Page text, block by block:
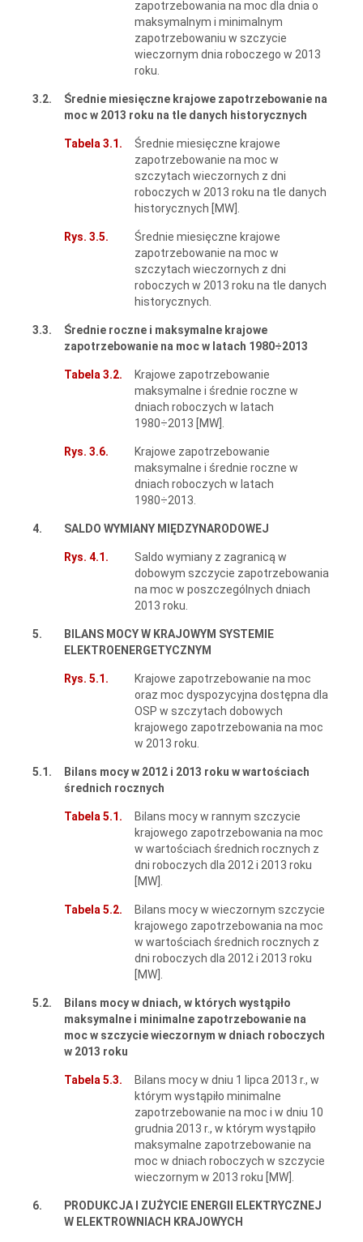
zapotrzebowania na moc dla dnia o
maksymalnym i minimalnym
zapotrzebowaniu w szczycie
wieczornym dnia roboczego w 2013
roku.
3.2.
Średnie miesięczne krajowe zapotrzebowanie na
moc w 2013 roku na tle danych historycznych
Tabela 3.1.
Średnie miesięczne krajowe
zapotrzebowanie na moc w
szczytach wieczornych z dni
roboczych w 2013 roku na tle danych
historycznych [MW].
Rys. 3.5.
Średnie miesięczne krajowe
zapotrzebowanie na moc w
szczytach wieczornych z dni
roboczych w 2013 roku na tle danych
historycznych.
3.3.
Średnie roczne i maksymalne krajowe
zapotrzebowanie na moc w latach 1980÷2013
Tabela 3.2.
Krajowe zapotrzebowanie
maksymalne i średnie roczne w
dniach roboczych w latach
1980÷2013 [MW].
Rys. 3.6.
Krajowe zapotrzebowanie
maksymalne i średnie roczne w
dniach roboczych w latach
1980÷2013.
4. SALDO WYMIANY MIĘDZYNARODOWEJ
Rys. 4.1.
Saldo wymiany z zagranicą w
dobowym szczycie zapotrzebowania
na moc w poszczególnych dniach
2013 roku.
5.
BILANS MOCY W KRAJOWYM SYSTEMIE
ELEKTROENERGETYCZNYM
Rys. 5.1.
Krajowe zapotrzebowanie na moc
oraz moc dyspozycyjna dostępna dla
OSP w szczytach dobowych
krajowego zapotrzebowania na moc
w 2013 roku.
5.1.
Bilans mocy w 2012 i 2013 roku w wartościach
średnich rocznych
Tabela 5.1.
Bilans mocy w rannym szczycie
krajowego zapotrzebowania na moc
w wartościach średnich rocznych z
dni roboczych dla 2012 i 2013 roku
[MW].
Tabela 5.2.
Bilans mocy w wieczornym szczycie
krajowego zapotrzebowania na moc
w wartościach średnich rocznych z
dni roboczych dla 2012 i 2013 roku
[MW].
5.2.
Bilans mocy w dniach, w których wystąpiło
maksymalne i minimalne zapotrzebowanie na
moc w szczycie wieczornym w dniach roboczych
w 2013 roku
Tabela 5.3.
Bilans mocy w dniu 1 lipca 2013 r., w
którym wystąpiło minimalne
zapotrzebowanie na moc i w dniu 10
grudnia 2013 r., w którym wystąpiło
maksymalne zapotrzebowanie na
moc w dniach roboczych w szczycie
wieczornym w 2013 roku [MW].
6.
PRODUKCJA I ZUŻYCIE ENERGII ELEKTRYCZNEJ
W ELEKTROWNIACH KRAJOWYCH